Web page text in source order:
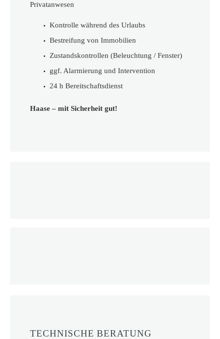
Privatanwesen
Kontrolle während des Urlaubs
Bestreifung von Immobilien
Zustandskontrollen (Beleuchtung / Fenster)
ggf. Alarmierung und Intervention
24 h Bereitschaftsdienst
Haase – mit Sicherheit gut!
TECHNISCHE BERATUNG